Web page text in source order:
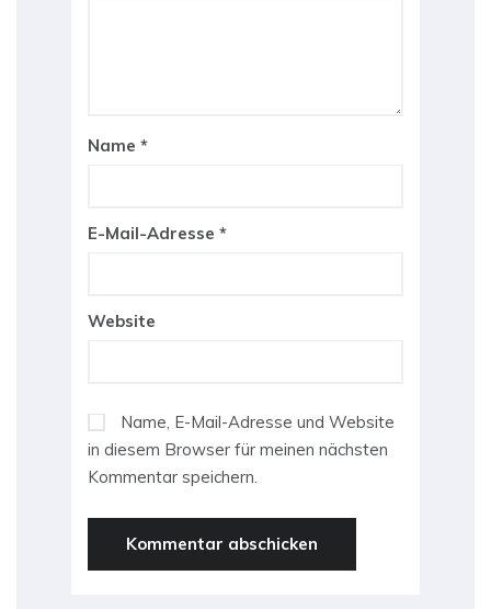
Name *
E-Mail-Adresse *
Website
Name, E-Mail-Adresse und Website
in diesem Browser für meinen nächsten
Kommentar speichern.